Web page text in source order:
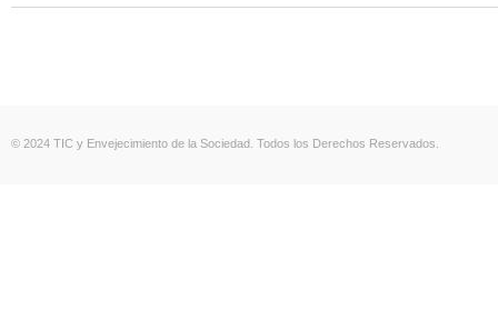
© 2024 TIC y Envejecimiento de la Sociedad. Todos los Derechos Reservados.